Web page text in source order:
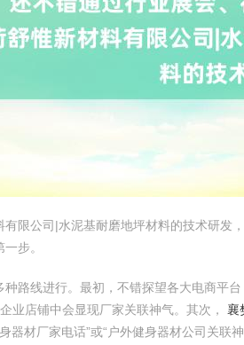
限公司|水泥基耐磨地坪材料的技术研
步。
路线进行。最初，不错探望各大电商平
业店铺中会显现厂家关联神气。其次， 襄
器材厂家电话”或“户外健身器材公司关联